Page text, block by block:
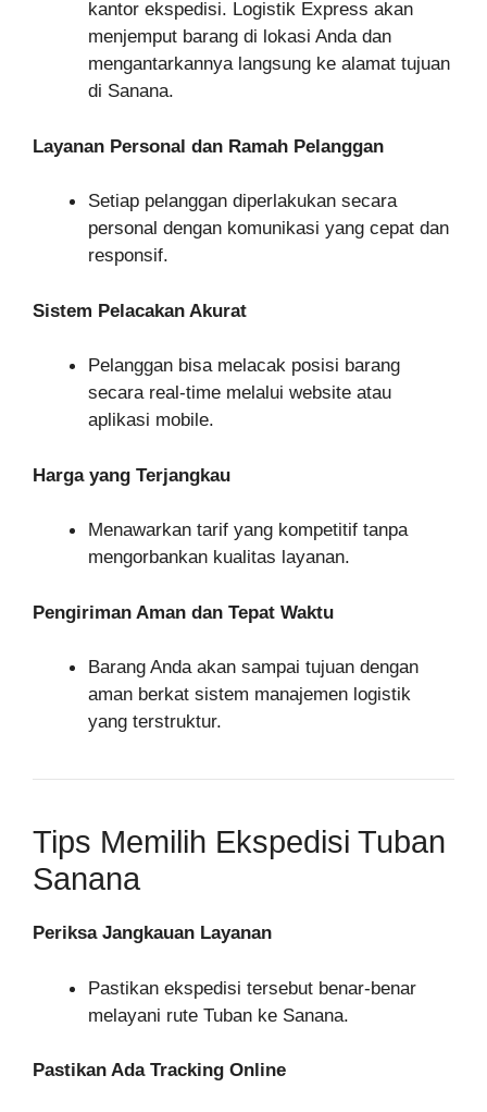
kantor ekspedisi. Logistik Express akan
menjemput barang di lokasi Anda dan
mengantarkannya langsung ke alamat tujuan
di Sanana.
Layanan Personal dan Ramah Pelanggan
Setiap pelanggan diperlakukan secara
personal dengan komunikasi yang cepat dan
responsif.
Sistem Pelacakan Akurat
Pelanggan bisa melacak posisi barang
secara real-time melalui website atau
aplikasi mobile.
Harga yang Terjangkau
Menawarkan tarif yang kompetitif tanpa
mengorbankan kualitas layanan.
Pengiriman Aman dan Tepat Waktu
Barang Anda akan sampai tujuan dengan
aman berkat sistem manajemen logistik
yang terstruktur.
Tips Memilih Ekspedisi Tuban
Sanana
Periksa Jangkauan Layanan
Pastikan ekspedisi tersebut benar-benar
melayani rute Tuban ke Sanana.
Pastikan Ada Tracking Online